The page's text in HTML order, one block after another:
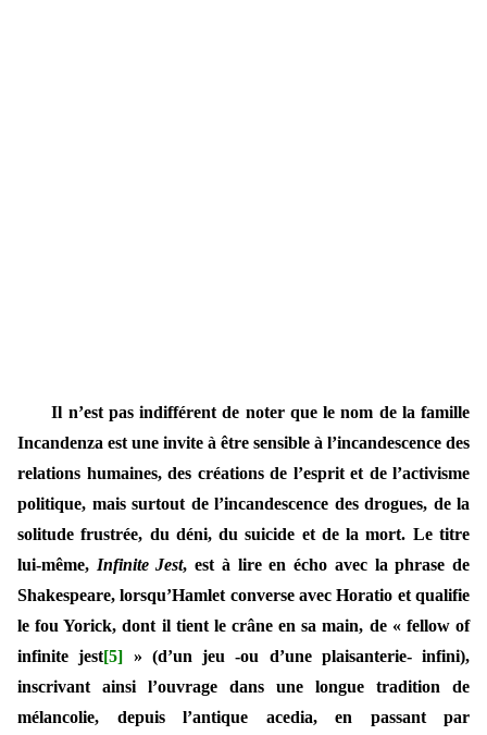
Il n’est pas indifférent de noter que le nom de la famille
Incandenza est une invite à être sensible à l’incandescence des
relations humaines, des créations de l’esprit et de l’activisme
politique, mais surtout de l’incandescence des drogues, de la
solitude frustrée, du déni, du suicide et de la mort. Le titre
lui-même, Infinite Jest, est à lire en écho avec la phrase de
Shakespeare, lorsqu’Hamlet converse avec Horatio et qualifie
le fou Yorick, dont il tient le crâne en sa main, de « fellow of
infinite jest[5] » (d’un jeu -ou d’une plaisanterie- infini),
inscrivant ainsi l’ouvrage dans une longue tradition de
mélancolie, depuis l’antique acedia, en passant par